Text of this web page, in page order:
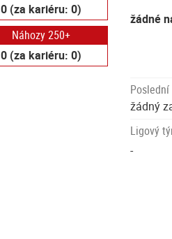
0 (za kariéru: 0)
Náhozy 250+
0 (za kariéru: 0)
žádné
žádný
Ligový
-